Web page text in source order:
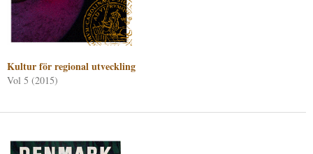
Kultur för regional utveckling
Vol 5 (2015)